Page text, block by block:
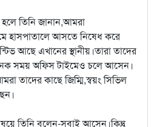
তিনি জানান,আমরা
হাসপাতালে আসতে নিষেধ করে
আছে এখানের স্থানীয়।তারা তাদের
সময় অফিস টাইমেও চলে আসেন।
তাদের কাছে জিম্মি,স্বয়ং সিভিল
তিনি বলেন-সবাই আসেন।কিন্তু